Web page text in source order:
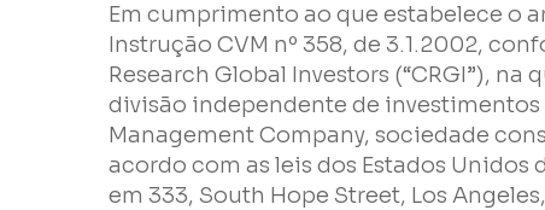
Em cumprimento ao que estabelece o
Instrução CVM nº 358, de 3.1.2002,
Research Global Investors (“CRGI”), na
divisão independente de investimentos
Management Company, sociedade
acordo com as leis dos Estados Unidos
em 333, South Hope Street, Los